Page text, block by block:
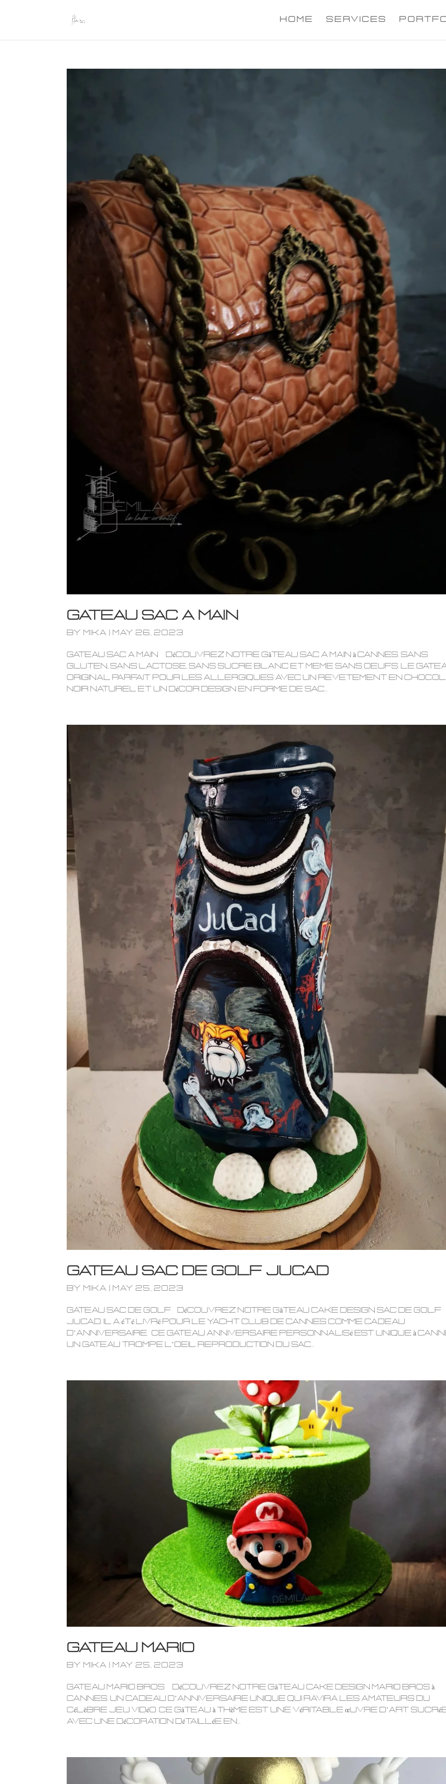
HOME SERVICES
Gateau Sac a main
by mika May 26, 2023
Gateau Sac a main Découvrez notre gâteau sac a main à Cannes. sans
gluten, sans lactose, sans sucre blanc et meme sans oeufs. Le
original parfait pour les allergiques avec un revetement en
noir naturel et un décor design en forme de sac...
Gateau sac de golf Jucad
by mika May 25, 2023
Gateau Sac de golf Découvrez notre gâteau cake design sac de golf
Jucad. Il a été livré pour le yacht club de cannes comme cadeau
d’anniversaire. ce gateau anniversaire personnalisé est unique à
Un gateau trompe l’oeil reproduction du sac...
Gateau Mario
by mika May 25, 2023
Gateau Mario Bros Découvrez notre gâteau cake design Mario Bros à
Cannes. Un cadeau d’anniversaire unique qui ravira les amateurs du
célèbre jeu vidéo. Ce gâteau à thème est une véritable œuvre d’art
avec une décoration détaillée en...